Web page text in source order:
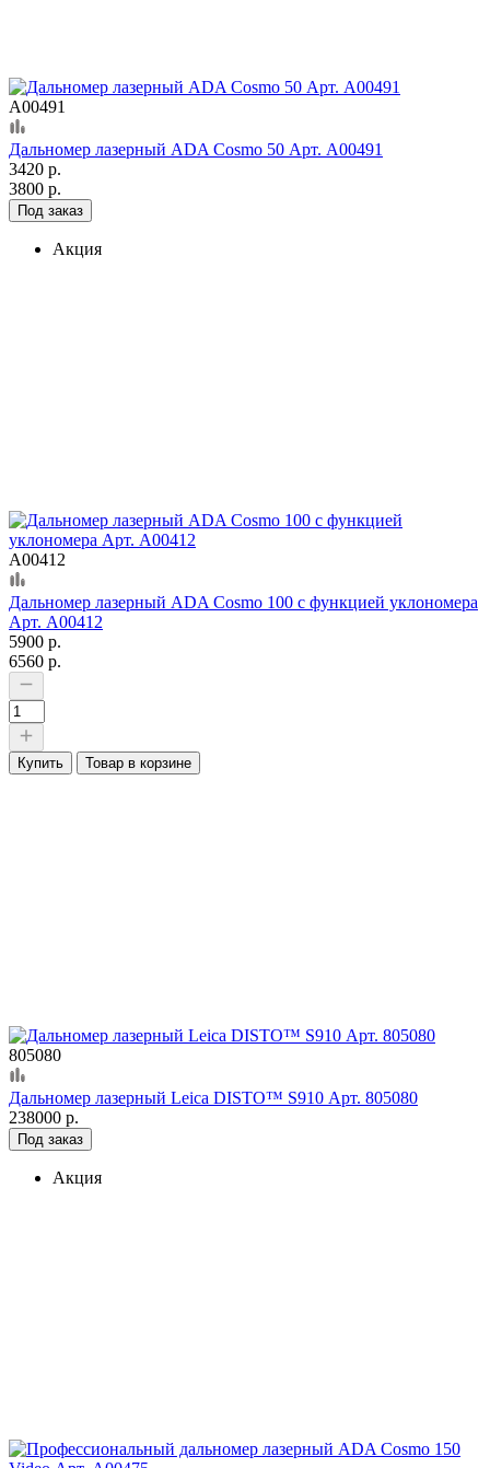
А00491
Дальномер лазерный ADA Cosmo 50 Арт. А00491
3420 р.
3800 р.
Под заказ
Акция
А00412
Дальномер лазерный ADA Cosmo 100 с функцией уклономера
Арт. А00412
5900 р.
6560 р.
Купить Товар в корзине
805080
Дальномер лазерный Leica DISTO™ S910 Арт. 805080
238000 р.
Под заказ
Акция